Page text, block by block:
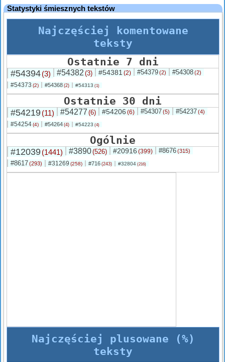
Statystyki śmiesznych tekstów
Najczęściej komentowane
teksty
Ostatnie 7 dni
#54394(3) #54382 (3) #54381 (2) #54379(2) #54308(2)
#54373 (2) #54368 (2) #54313 (1)
Ostatnie 30 dni
#54219(11) #54277 (6) #54206 (6) #54307(5) #54237(4)
#54254(4) #54264 (4) #54223 (4)
Ogólnie
#12039(1441) #3890(526) #20916 (399) #8676(315)
#8617(293) #31269 (258) #716 (243) #32804 (216)
Najczęściej plusowane (%)
teksty